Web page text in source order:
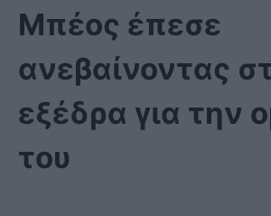
Μπέος έπεσε
ανεβαίνοντας
εξέδρα για την
του